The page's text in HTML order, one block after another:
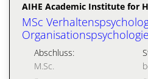
AIHE Academic Institute for
MSc
Organisationspsychologie
Abschluss:
M.Sc.